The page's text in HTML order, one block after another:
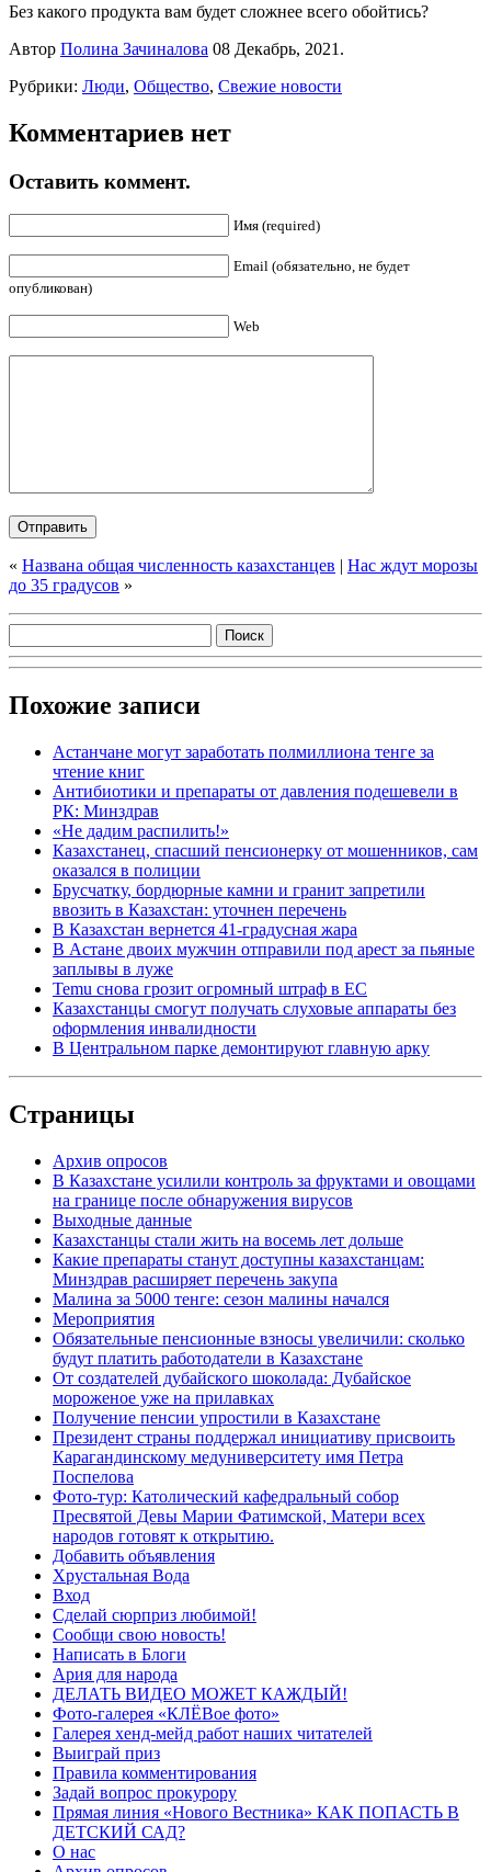
Без какого продукта вам будет сложнее всего обойтись?
Автор Полина Зачиналова 08 Декабрь, 2021.
Рубрики: Люди, Общество, Свежие новости
Комментариев нет
Оставить коммент.
Имя (required)
Email (обязательно, не будет
опубликован)
Web
« Названа общая численность казахстанцев | Нас ждут морозы
до 35 градусов »
Похожие записи
Астанчане могут заработать полмиллиона тенге за
чтение книг
Антибиотики и препараты от давления подешевели в
РК: Минздрав
«Не дадим распилить!»
Казахстанец, спасший пенсионерку от мошенников, сам
оказался в полиции
Брусчатку, бордюрные камни и гранит запретили
ввозить в Казахстан: уточнен перечень
В Казахстан вернется 41-градусная жара
В Астане двоих мужчин отправили под арест за пьяные
заплывы в луже
Temu снова грозит огромный штраф в ЕС
Казахстанцы смогут получать слуховые аппараты без
оформления инвалидности
В Центральном парке демонтируют главную арку
Страницы
Архив опросов
В Казахстане усилили контроль за фруктами и овощами
на границе после обнаружения вирусов
Выходные данные
Казахстанцы стали жить на восемь лет дольше
Какие препараты станут доступны казахстанцам:
Минздрав расширяет перечень закупа
Малина за 5000 тенге: сезон малины начался
Мероприятия
Обязательные пенсионные взносы увеличили: сколько
будут платить работодатели в Казахстане
От создателей дубайского шоколада: Дубайское
мороженое уже на прилавках
Получение пенсии упростили в Казахстане
Президент страны поддержал инициативу присвоить
Карагандинскому медуниверситету имя Петра
Поспелова
Фото-тур: Католический кафедральный собор
Пресвятой Девы Марии Фатимской, Матери всех
народов готовят к открытию.
Добавить объявления
Хрустальная Вода
Вход
Сделай сюрприз любимой!
Сообщи свою новость!
Написать в Блоги
Ария для народа
ДЕЛАТЬ ВИДЕО МОЖЕТ КАЖДЫЙ!
Фото-галерея «КЛЁВое фото»
Галерея хенд-мейд работ наших читателей
Выиграй приз
Правила комментирования
Задай вопрос прокурору
Прямая линия «Нового Вестника» КАК ПОПАСТЬ В
ДЕТСКИЙ САД?
О нас